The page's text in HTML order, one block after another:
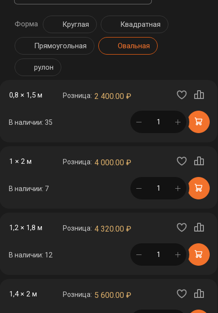
Форма Круглая Квадратная
Прямоугольная Овальная
рулон
0,8 × 1,5 м Розница: 2 400.00 ₽
В наличии: 35 в корзине
1 × 2 м Розница: 4 000.00 ₽
В наличии: 7 в корзине
1,2 × 1,8 м Розница: 4 320.00 ₽
В наличии: 12 в корзине
1,4 × 2 м Розница: 5 600.00 ₽